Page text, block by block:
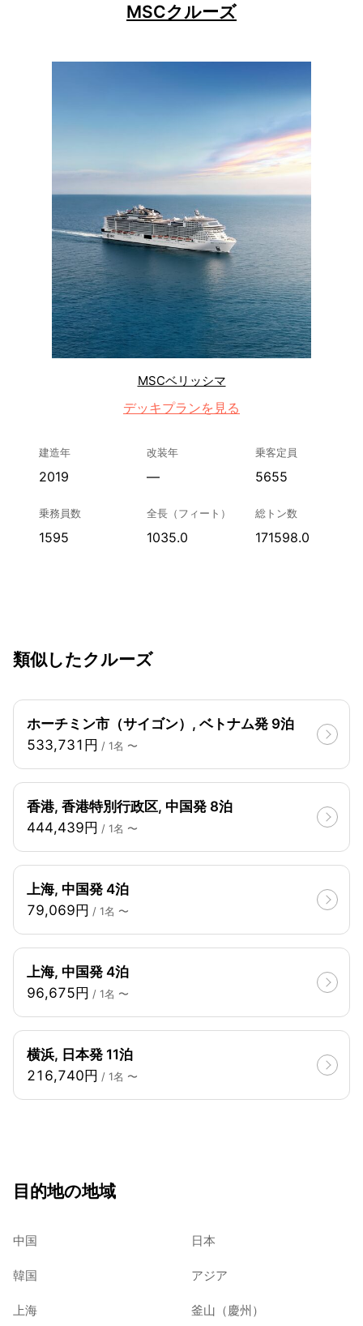
MSCクルーズ
MSCベリッシマ
デッキプランを見る
建造年
2019
改装年
—
乗客定員
5655
乗務員数
1595
全長（フィート）
1035.0
総トン数
171598.0
類似したクルーズ
ホーチミン市（サイゴン）, ベトナム発 9泊
533,731円 / 1名 〜
香港, 香港特別行政区, 中国発 8泊
444,439円 / 1名 〜
上海, 中国発 4泊
79,069円 / 1名 〜
上海, 中国発 4泊
96,675円 / 1名 〜
横浜, 日本発 11泊
216,740円 / 1名 〜
目的地の地域
中国 日本
韓国 アジア
上海 釜山（慶州）